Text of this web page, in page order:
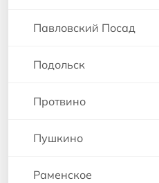
Павловский Посад
Подольск
Протвино
Пушкино
Раменское